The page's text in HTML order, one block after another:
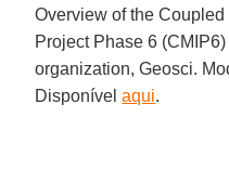
Overview of the
Project Phase 6
organization, Geosci.
Disponívelaqui.